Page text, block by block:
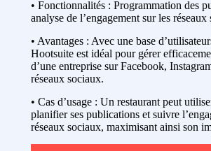
• Fonctionnalités : Programmation des
analyse de l’engagement sur les réseaux
• Avantages : Avec une base
Hootsuite est idéal pour gérer
d’une entreprise sur Facebook,
réseaux sociaux.
• Cas d’usage : Un restaurant peut
planifier ses publications et suivre
réseaux sociaux, maximisant ainsi son